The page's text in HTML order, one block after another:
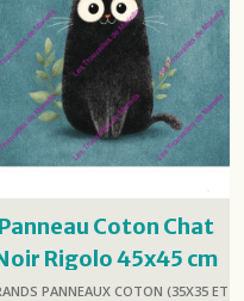
Panneau Coton Chat
Rigolo 45x45 cm
PANNEAUX COTON (35X35 ET